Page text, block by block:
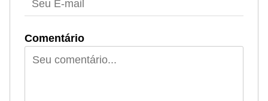
Comentário